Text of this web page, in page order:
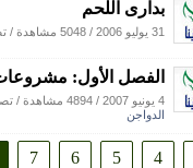
بدارى اللحم
31 يوليو 2006 / 5048 مشاهدة /
الفصل الأول:
4 يونيو 2007 / 4894 مشاهدة /
الدواجن
4
5
6
7